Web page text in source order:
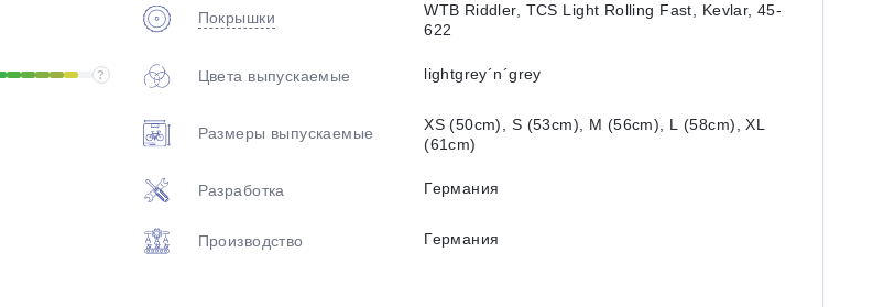
?
Покрышки
WTB Riddler, TCS Light Rolling Fast, Kevlar, 45-
622
Цвета выпускаемые lightgrey´n´grey
Размеры выпускаемые
XS (50cm), S (53cm), M (56cm), L (58cm), XL
(61cm)
Разработка Германия
Производство Германия